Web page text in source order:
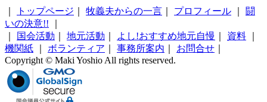
トップページ 牧義夫からの一言 プロフィール
闘
いの決意!!
国会活動 地元活動 よし!おすすめ地元自慢 資料
機関紙
ボランティア 事務所案内 お問合せ
Copyright © Maki Yoshio All rights reserved.